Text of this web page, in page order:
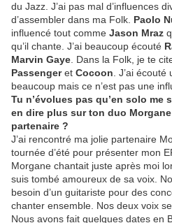
du Jazz. J’ai pas mal d’influences
d’assembler dans ma Folk. Paolo
influencé tout comme Jason Mraz
qu’il chante. J’ai beaucoup écouté
Marvin Gaye . Dans la Folk, je te
Passengeret Cocoon . J’ai écouté
beaucoup mais ce n’est pas une
Tu n’évolues pas qu’en solo
en dire plus sur ton duo
partenaire ?
J’ai rencontré ma jolie partenaire
tournée d’été pour présenter mon
Morgane chantait juste après moi
suis tombé amoureux de sa voix.
besoin d’un guitariste pour des
chanter ensemble. Nos deux voix
Nous avons fait quelques dates en